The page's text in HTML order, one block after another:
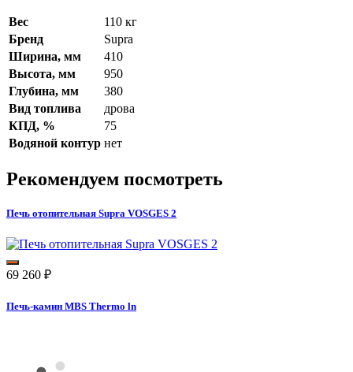
Вес
110 кг
Бренд
Supra
Ширина, мм
410
Высота, мм
950
Глубина, мм
380
Вид топлива
дрова
КПД, %
75
Водяной контур нет
Рекомендуем посмотреть
Печь отопительная Supra VOSGЕS 2
69 260 ₽
Печь-камин MBS Thermo ln